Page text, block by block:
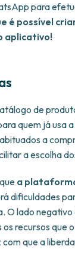
para
é possível
aplicativo!
de
quem já usa
a
a escolha
a
dificuldades
O lado negativo
os recursos que
que a